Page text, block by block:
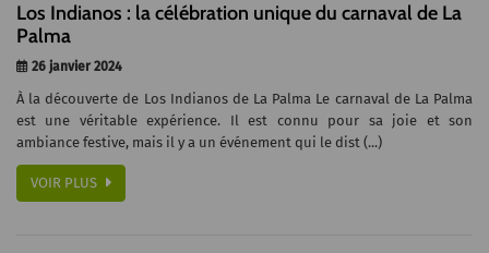
Los Indianos : la célébration unique du carnaval de La
Palma
26 janvier 2024
À la découverte de Los Indianos de La Palma Le carnaval de La Palma
est une véritable expérience. Il est connu pour sa joie et son
ambiance festive, mais il y a un événement qui le dist (...)
VOIR PLUS